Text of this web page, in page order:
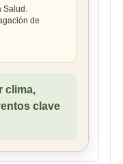
de
clima,
clave